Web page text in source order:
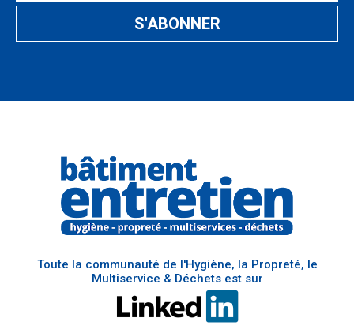
Toute la communauté de l'Hygiène, la Propreté, le
Multiservice & Déchets est sur